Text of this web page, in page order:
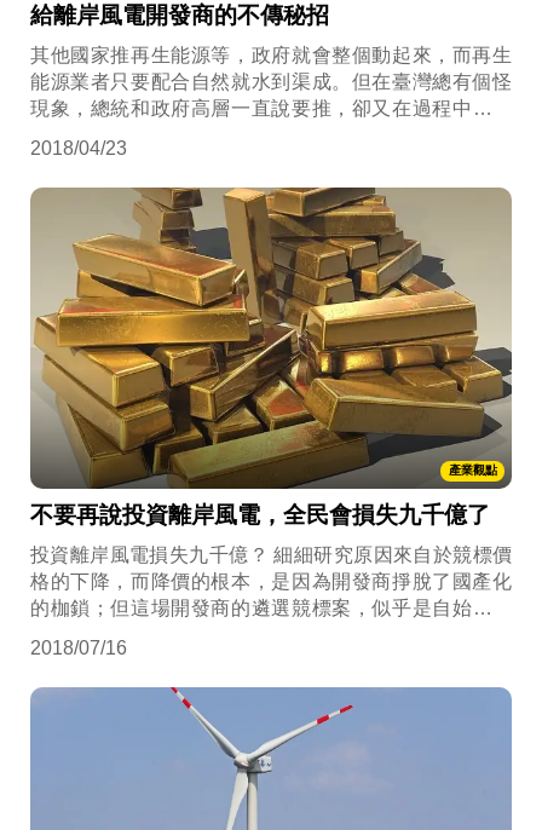
給離岸風電開發商的不傳秘招
其他國家推再生能源等，政府就會整個動起來，而再生
能源業者只要配合自然就水到渠成。但在臺灣總有個怪
現象，總統和政府高層一直說要推，卻又在過程中互相
法律的角度，給離岸風電開發商的不傳秘招，第一招
WTO及貿易制裁途徑、第二招 擬定未來風險控制之策
略、第三招 擬定法律面的應對策略。
2018/04/23
產業觀點
不要再說投資離岸風電，全民會損失九千億了
投資離岸風電損失九千億？ 細細研究原因來自於競標價
格的下降，而降價的根本，是因為開發商掙脫了國產化
的枷鎖；但這場開發商的遴選競標案，似乎是自始無效
約，可惜最後重創的會是政府的信用以及所欲推動的能
源轉型願景吧。
2018/07/16